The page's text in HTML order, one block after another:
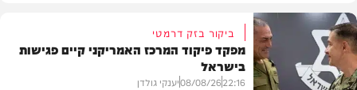
ביקור בזק דרמטי
מפקד פיקוד המרכז האמריקני קיים פגישות
בישראל
22:16
08/08/26יענקי גולדן